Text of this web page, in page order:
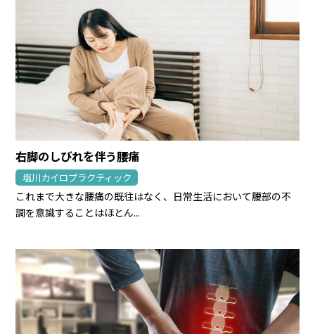
右脚のしびれを伴う腰痛
塩川カイロプラクティック
これまで大きな腰痛の既往はなく、日常生活において腰部の不
調を意識することはほとん...